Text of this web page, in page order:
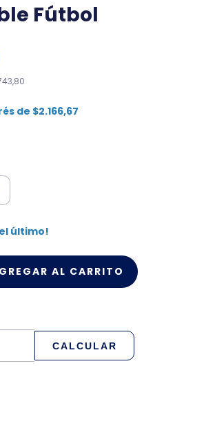
Fútbol
de $2.166,67
último!
CALCULAR